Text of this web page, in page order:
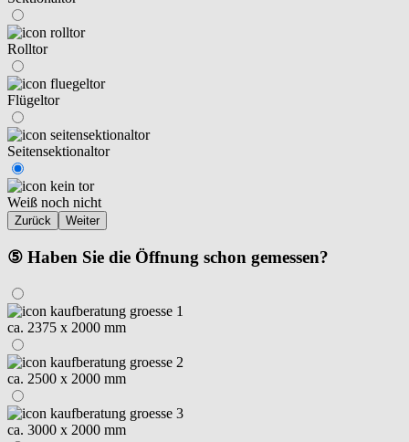
Rolltor
Flügeltor
Seitensektionaltor
Weiß noch nicht
Zurück Weiter
⑤ Haben Sie die Öffnung schon gemessen?
ca. 2375 x 2000 mm
ca. 2500 x 2000 mm
ca. 3000 x 2000 mm